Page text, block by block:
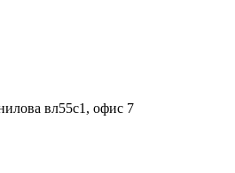
вл55с1, офис 7